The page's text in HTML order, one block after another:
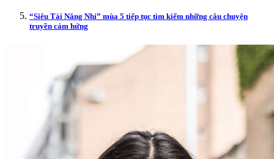
“Siêu Tài Năng Nhí” mùa 5 tiếp tục tìm kiếm những câu chuyện
truyền cảm hứng